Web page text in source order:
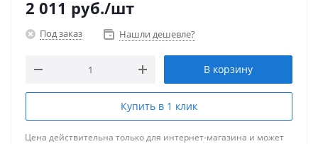
2 011 руб./шт
Под заказ Нашли дешевле?
В корзину
Купить в 1 клик
Цена действительна только для интернет-магазина и может